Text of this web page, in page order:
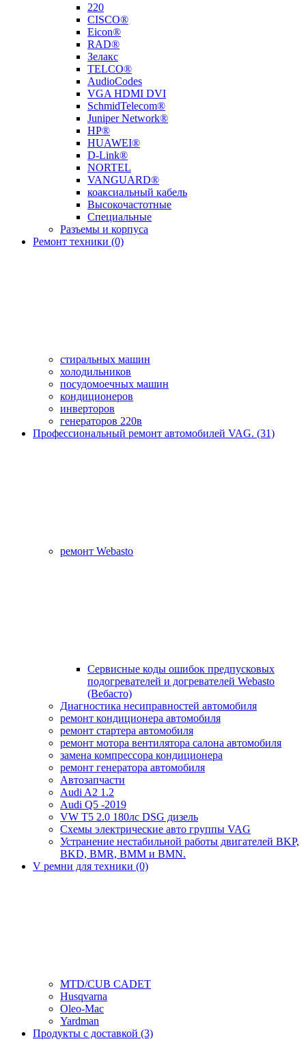
220
CISCO®
Eicon®
RAD®
Зелакс
TELCO®
AudioCodes
VGA HDMI DVI
SchmidTelecom®
Juniper Network®
HP®
HUAWEI®
D-Link®
NORTEL
VANGUARD®
коаксиальный кабель
Высокочастотные
Специальные
Разъемы и корпуса
Ремонт техники (0)
стиральных машин
холодильников
посудомоечных машин
кондиционеров
инверторов
генераторов 220в
Профессиональный ремонт автомобилей VAG. (31)
ремонт Webasto
Сервисные коды ошибок предпусковых
подогревателей и догревателей Webasto
(Вебасто)
Диагностика несиправностей автомобиля
ремонт кондиционера автомобиля
ремонт стартера автомобиля
ремонт мотора вентилятора салона автомобиля
замена компрессора кондиционера
ремонт генератора автомобиля
Автозапчасти
Audi A2 1.2
Audi Q5 -2019
VW T5 2.0 180лс DSG дизель
Схемы электрические авто группы VAG
Устранение нестабильной работы двигателей BKP,
BKD, BMR, BMM и BMN.
V ремни для техники (0)
MTD/CUB CADET
Husqvarna
Oleo-Mac
Yardman
Продукты с доставкой (3)